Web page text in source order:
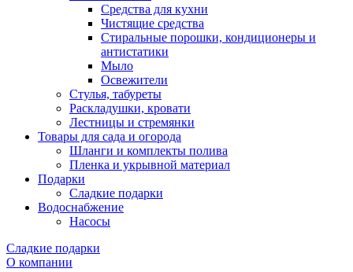
Средства для кухни
Чистящие средства
Стиральные порошки, кондиционеры и
антистатики
Мыло
Освежители
Стулья, табуреты
Раскладушки, кровати
Лестницы и стремянки
Товары для сада и огорода
Шланги и комплекты полива
Пленка и укрывной материал
Подарки
Cладкие подарки
Водоснабжение
Насосы
Сладкие подарки
О компании